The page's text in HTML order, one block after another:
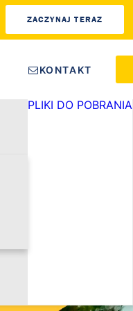
ZACZYNAJ TERAZ
KONTAKT
PLIKI DO POBRANIA